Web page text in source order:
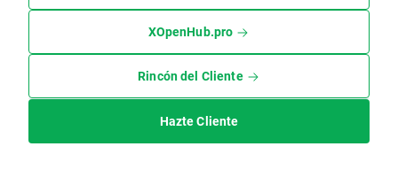
XOpenHub.pro
Rincón del Cliente
Hazte Cliente